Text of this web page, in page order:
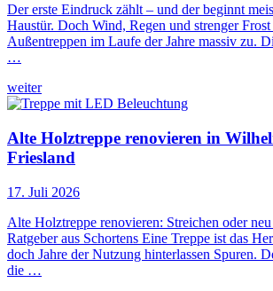
Der erste Eindruck zählt – und der beginnt
Haustür. Doch Wind, Regen und strenger Frost
Außentreppen im Laufe der Jahre massiv zu.
…
weiter
Alte Holztreppe renovieren in
Friesland
17. Juli 2026
Alte Holztreppe renovieren: Streichen oder
Ratgeber aus Schortens Eine Treppe ist das
doch Jahre der Nutzung hinterlassen Spuren.
die …